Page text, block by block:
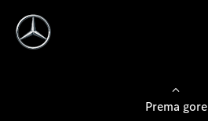
Prema gore